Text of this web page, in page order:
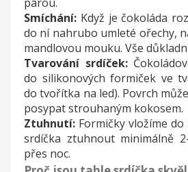
Smíchání: Když je čokoláda
do ní nahrubo umleté ořechy,
mandlovou mouku. Vše
Tvarování srdíček:
do silikonových formiček ve
do tvořítka na led). Povrch
posypat strouhaným kokosem.
Ztuhnutí: Formičky vložíme do
srdíčka ztuhnout minimálně
přes noc.